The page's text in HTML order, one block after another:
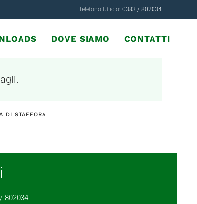
Telefono Ufficio: 0383 / 802034
DOVE SIAMO CONTATTI
DI STAFFORA
802034